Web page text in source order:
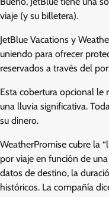
viaje (y su billetera).
JetBlue Vacations y
uniendo para ofrecer
reservados a través del
Esta cobertura opcional le
una lluvia significativa.
su dinero.
WeatherPromise cubre la
por viaje en función de
datos de destino, la
históricos. La compañía